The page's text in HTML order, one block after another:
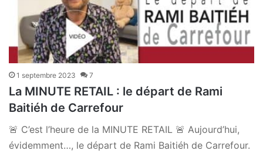
1 septembre 2023 7
La MINUTE RETAIL : le départ de Rami
Baitiéh de Carrefour
🚨 C’est l’heure de la MINUTE RETAIL 🚨 Aujourd’hui,
évidemment…, le départ de Rami Baitiéh de Carrefour.